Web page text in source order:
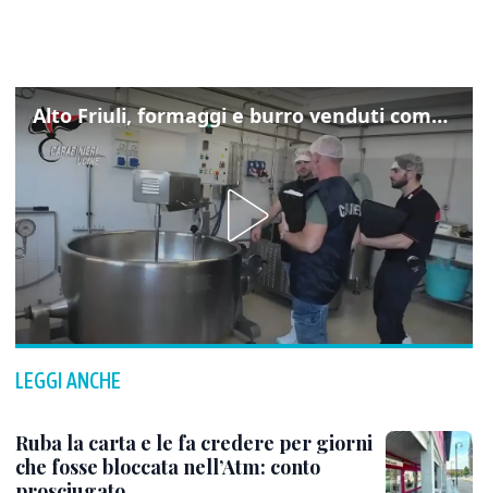
Alto Friuli, formaggi e burro venduti come locali: nei prodotti latte da fuori regione e dall’estero
LEGGI ANCHE
Ruba la carta e le fa credere per giorni
che fosse bloccata nell’Atm: conto